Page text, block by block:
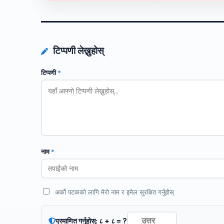
टिप्पणी लेख्नुहोस्
टिप्पणी*
नाम*
अर्को पटकको लागि मेरो नाम र इमेल सुरक्षित गर्नुहोस्
प्रमाणित गर्नुहोस्: ८ + ८ = ?